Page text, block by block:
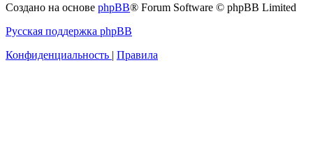
Создано на основе phpBB® Forum Software © phpBB Limited
Русская поддержка phpBB
Конфиденциальность | Правила